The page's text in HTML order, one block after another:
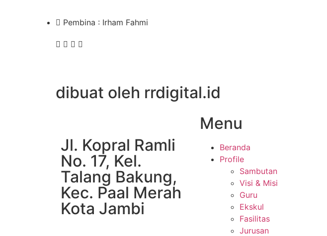
Pembina : Irham Fahmi
dibuat oleh rrdigital.id
Jl. Kopral Ramli
No. 17, Kel.
Talang Bakung,
Kec. Paal Merah
Kota Jambi
Menu
Beranda
Profile
Sambutan
Visi & Misi
Guru
Ekskul
Fasilitas
Jurusan